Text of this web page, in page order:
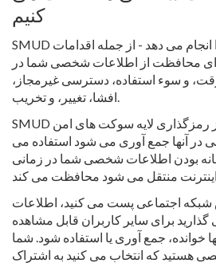
کنیم
SMUD اقدامات احتیاطی را انجام می دهد - از جمله اقدامات
محافظت از اطلاعات شخصی شما در
و سوء استفاده، دسترسی غیرمجاز،
افشا، تغییر، و تخریب.
SMUD از رمزگذاری لایه سوکت های امن (SSL) در تمام صفحات
آنها جمع آوری می شود استفاده می
بودن اطلاعات شخصی شما در زمانی
اجتماعی پست می کنید، اطلاعات
برای سایر کاربران قابل مشاهده
خوانده، جمع آوری یا استفاده شود. شما
هستید که انتخاب می کنید به اشتراک